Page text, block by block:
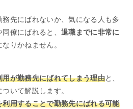
先にばれないか、気になる人も多
僚にばれると、 退職までに非常に
なりかねません。
用が勤務先にばれてしまう理由と、
ついて解説します。
用することで勤務先にばれる可能